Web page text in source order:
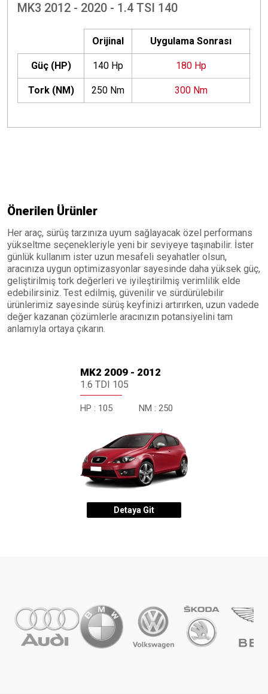
MK3 2012 - 2020 - 1.4 TSI 140
Orijinal Uygulama Sonrası
Güç (HP) 140 Hp 180 Hp
Tork (NM) 250 Nm 300 Nm
Önerilen Ürünler
Her araç, sürüş tarzınıza uyum sağlayacak özel performans
yükseltme seçenekleriyle yeni bir seviyeye taşınabilir. İster
günlük kullanım ister uzun mesafeli seyahatler olsun,
aracınıza uygun optimizasyonlar sayesinde daha yüksek güç,
geliştirilmiş tork değerleri ve iyileştirilmiş verimlilik elde
edebilirsiniz. Test edilmiş, güvenilir ve sürdürülebilir
ürünlerimiz sayesinde sürüş keyfinizi artırırken, uzun vadede
değer kazanan çözümlerle aracınızın potansiyelini tam
anlamıyla ortaya çıkarın.
MK2 2009 - 2012
1.6 TDI 105
HP : 105 NM : 250
Detaya Git